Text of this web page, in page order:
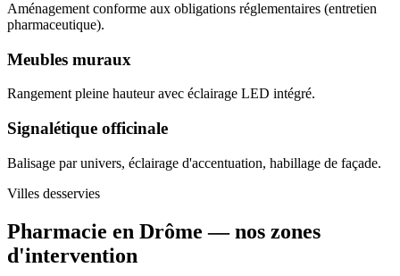
Aménagement conforme aux obligations réglementaires (entretien
pharmaceutique).
Meubles muraux
Rangement pleine hauteur avec éclairage LED intégré.
Signalétique officinale
Balisage par univers, éclairage d'accentuation, habillage de façade.
Villes desservies
Pharmacie en Drôme —nos zones
d'intervention